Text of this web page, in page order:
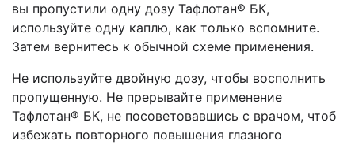
вы пропустили одну дозу Тафлотан® БК,
используйте одну каплю, как только вспомните.
Затем вернитесь к обычной схеме применения.
Не используйте двойную дозу, чтобы восполнить
пропущенную. Не прерывайте применение
Тафлотан® БК, не посоветовавшись с врачом, чтоб
избежать повторного повышения глазного